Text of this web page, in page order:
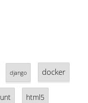
django docker
html5